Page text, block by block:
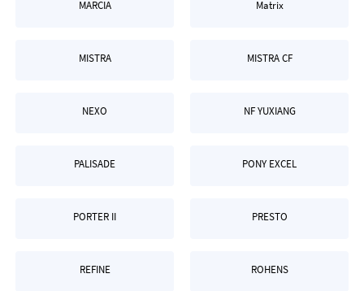
MARCIA Matrix
MISTRA MISTRA CF
NEXO NF YUXIANG
PALISADE PONY EXCEL
PORTER II PRESTO
REFINE ROHENS